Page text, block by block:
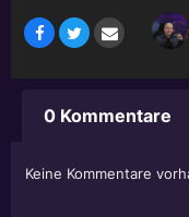
0 Kommentare
Keine Kommentare